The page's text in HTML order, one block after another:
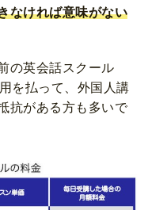
なければ意味がない
の英会話スクール
を払って、外国人講
抗がある方も多いで